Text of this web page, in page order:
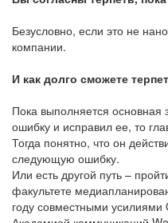
Безусловно, если это не
компании.
И как долго сможете
Пока выполняется основная
ошибку и исправил ее, то
Тогда понятно, что он
следующую ошибку.
Или есть другой путь –
факультете
году совместными